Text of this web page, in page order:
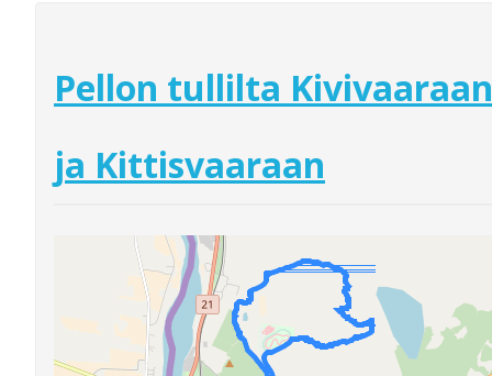
Pellon tullilta Kivivaaraan
ja Kittisvaaraan